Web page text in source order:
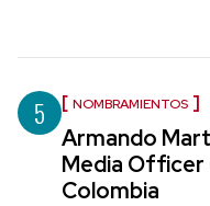
5 NOMBRAMIENTOS
Armando
Media Officer
Colombia